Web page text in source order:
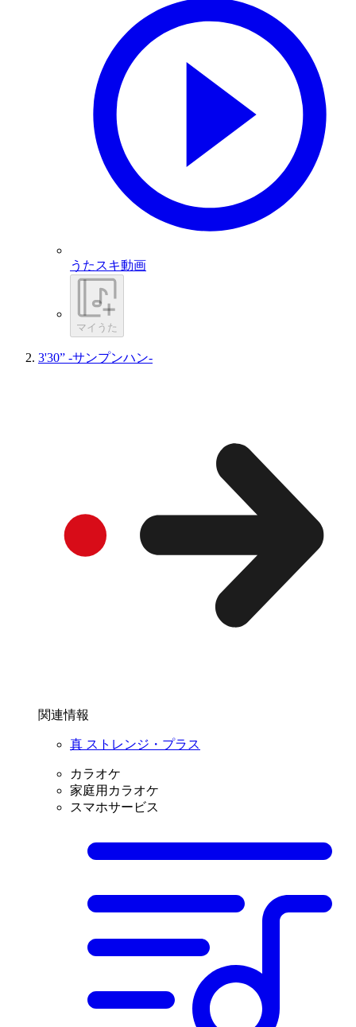
うたスキ動画
マイうた
3'30” -サンプンハン-
関連情報
真 ストレンジ・プラス
カラオケ
家庭用カラオケ
スマホサービス